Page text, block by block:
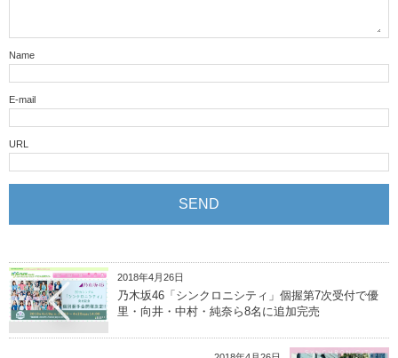
Name
E-mail
URL
2018年4月26日
乃木坂46「シンクロニシティ」個握第7次受付で優
里・向井・中村・純奈ら8名に追加完売